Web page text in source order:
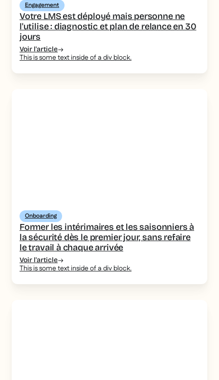
Engagement
Votre LMS est déployé mais personne ne
l'utilise : diagnostic et plan de relance en 30
jours
Voir l'article
This is some text inside of a div block.
Onboarding
Former les intérimaires et les saisonniers à
la sécurité dès le premier jour, sans refaire
le travail à chaque arrivée
Voir l'article
This is some text inside of a div block.